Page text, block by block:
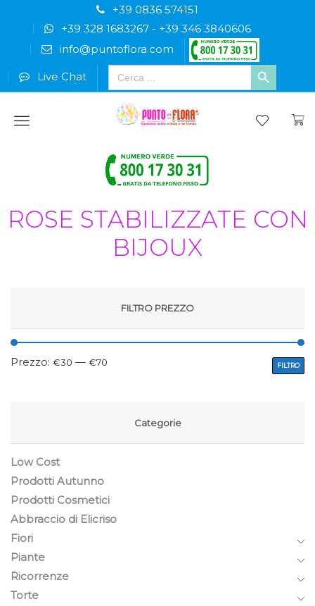
+39 0836 574151
+39 328 1683267- +39 346 3840606
info@puntoflora.com
Live Chat
Search
for:
Menu
ROSE STABILIZZATE CON
BIJOUX
FILTRO PREZZO
FILTRO
Prezzo: €30 — €70
Categorie
Low Cost
Prodotti Autunno
Prodotti Cosmetici
Abbraccio di Elicriso
Fiori
Piante
Ricorrenze
Torte